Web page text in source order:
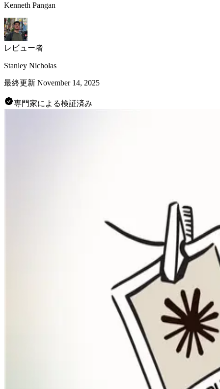
Kenneth Pangan
レビュー者
Stanley Nicholas
最終更新 November 14, 2025
専門家による検証済み